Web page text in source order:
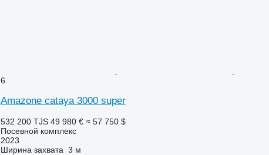
6
Amazone cataya 3000 super
532 200 TJS 49 980 € ≈ 57 750 $
Посевной комплекс
2023
Ширина захвата 3 м